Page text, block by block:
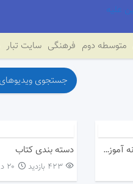
متوسطه دوم فرهنگی سایت تبار
گزارش تصویری از آماده سازی کتابخانه آموزشگاه دسته بندی کتاب
423 بازدید ۲۰ دی ۱۳۹۹